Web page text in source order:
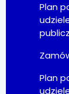
Plan
Plan